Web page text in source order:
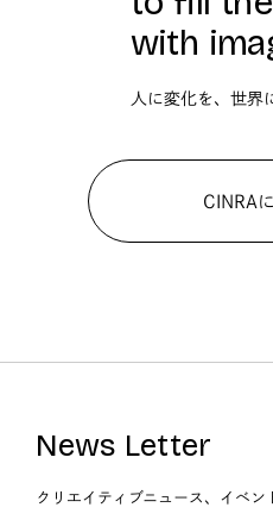
with
人に変化を、世界
CINRA
News Letter
クリエイティブニュース、イベ